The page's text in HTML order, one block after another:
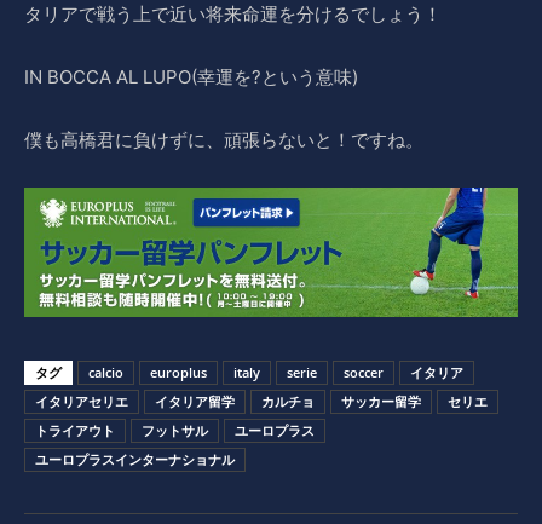
タリアで戦う上で近い将来命運を分けるでしょう！
IN BOCCA AL LUPO(幸運を?という意味)
僕も高橋君に負けずに、頑張らないと！ですね。
タグ calcio europlus italy serie soccer
イタリア
イタリアセリエ
イタリア留学 カルチョ サッカー留学
セリエ
トライアウト
フットサル
ユーロプラス
ユーロプラスインターナショナル